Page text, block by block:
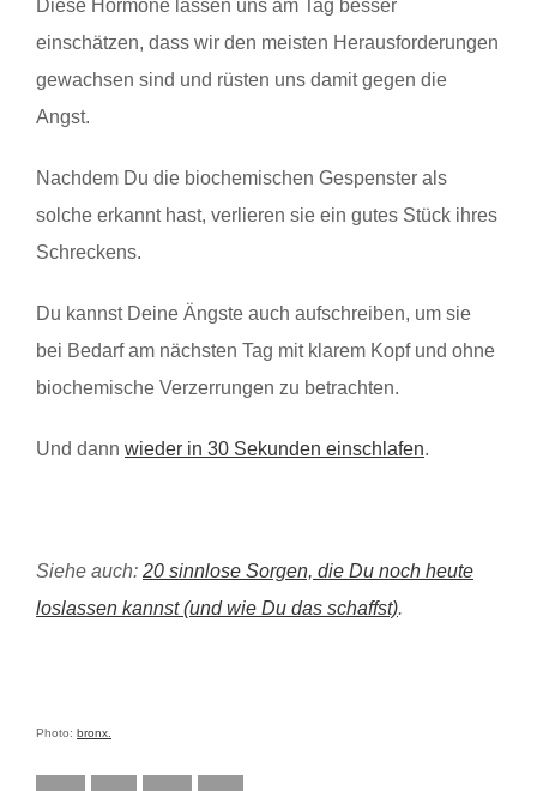
Diese Hormone lassen uns am Tag besser
einschätzen, dass wir den meisten Herausforderungen
gewachsen sind und rüsten uns damit gegen die
Angst.
Nachdem Du die biochemischen Gespenster als
solche erkannt hast, verlieren sie ein gutes Stück ihres
Schreckens.
Du kannst Deine Ängste auch aufschreiben, um sie
bei Bedarf am nächsten Tag mit klarem Kopf und ohne
biochemische Verzerrungen zu betrachten.
Und dann wieder in 30 Sekunden einschlafen.
Siehe auch: 20 sinnlose Sorgen, die Du noch heute
loslassen kannst (und wie Du das schaffst).
Photo: bronx.